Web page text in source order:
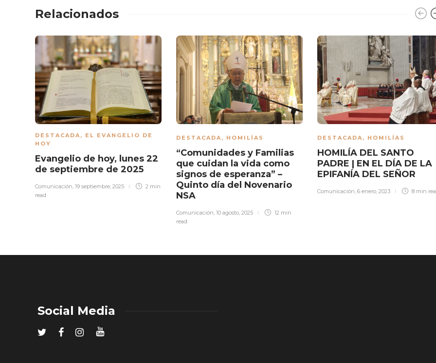
Relacionados
DESTACADA, EL EVANGELIO DE
HOY
Evangelio de hoy, lunes 22
de septiembre de 2025
Comunicación, 19 septiembre, 2025
2 min
read
DESTACADA, HOMILÍAS
“Comunidades y Familias
que cuidan la vida como
signos de esperanza” –
Quinto día del Novenario
NSA
Comunicación, 10 agosto, 2025
12 min
read
DESTACADA, HOMILÍAS
HOMILÍA DEL SANTO
PADRE | EN EL DÍA DE LA
EPIFANÍA DEL SEÑOR
Comunicación, 6 enero, 2023 8 min
Social Media